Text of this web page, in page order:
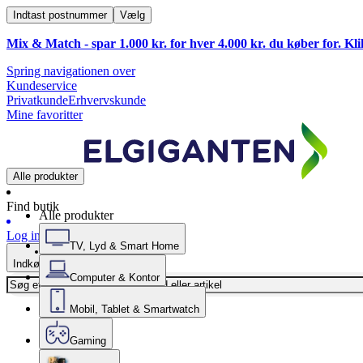
Indtast postnummer Vælg
Mix & Match - spar 1.000 kr. for hver 4.000 kr. du køber for.
Spring navigationen over
Kundeservice
PrivatkundeErhvervskunde
Mine favoritter
Alle produkter
Find butik
Log ind
Indkøbskurv
Alle produkter
TV, Lyd & Smart Home
Computer & Kontor
Mobil, Tablet & Smartwatch
Gaming